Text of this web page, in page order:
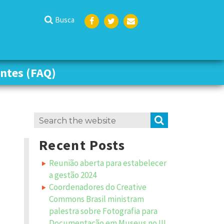
Busca
k
(FAQ)
(FAQ)
Search
Recent Posts
Reunião aberta para estabelecer
a gestão 2024
Coordenadores do Creative
Commons Brasil ministram
palestra sobre Fotografia para